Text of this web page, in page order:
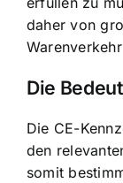
daher von
Die
Die CE-
den
somit